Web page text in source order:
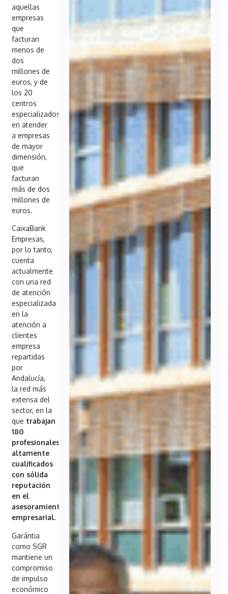
aquellas
empresas
que
facturan
menos de
dos
millones de
euros, y de
los 20
centros
especializados
en atender
a empresas
de mayor
dimensión,
que
facturan
más de dos
millones de
euros.
CaixaBank
Empresas,
por lo tanto,
cuenta
actualmente
con una red
de atención
especializada
en la
atención a
clientes
empresa
repartidas
por
Andalucía,
la red más
extensa del
sector, en la
que trabajan
180
profesionales
altamente
cualificados
con sólida
reputación
en el
asesoramiento
empresarial.
Garántia
como SGR
mantiene un
compromiso
de impulso
económico